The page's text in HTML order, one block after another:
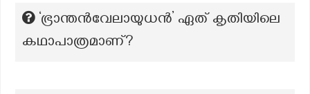
‘ഭ്രാന്തൻവേലായുധൻ’ ഏത് കൃതിയിലെ
കഥാപാത്രമാണ്?